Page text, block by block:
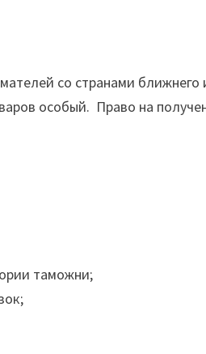
со странами ближнего
особый. Право на
таможни;